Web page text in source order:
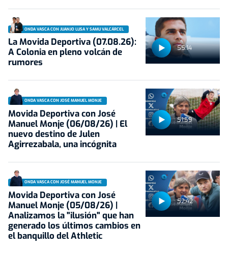
55:14
ONDA VASCA CON JUANJO LUSA Y SAMU VALCÁRCEL
La Movida Deportiva (07.08.26):
A Colonia en pleno volcán de
rumores
51:59
ONDA VASCA CON JOSÉ MANUEL MONJE
Movida Deportiva con José
Manuel Monje (06/08/26) | El
nuevo destino de Julen
Agirrezabala, una incógnita
52:42
ONDA VASCA CON JOSÉ MANUEL MONJE
Movida Deportiva con José
Manuel Monje (05/08/26) |
Analizamos la "ilusión" que han
generado los últimos cambios en
el banquillo del Athletic